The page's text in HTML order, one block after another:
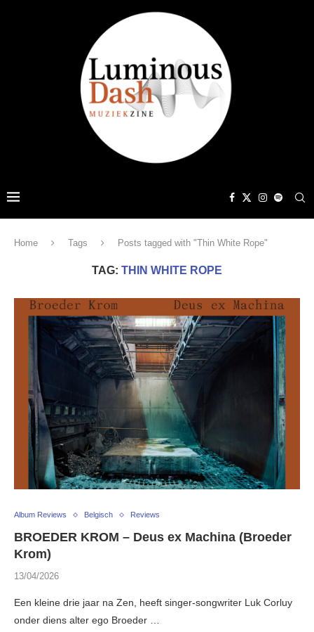
Home Tags Posts tagged with "Thin White Rope"
TAG: THIN WHITE ROPE
Album Reviews Belgisch Reviews
BROEDER KROM – Deus ex Machina (Broeder
Krom)
13/04/2026
Een kleine drie jaar na Zen, heeft singer-songwriter Luk Corluy
onder diens alter ego Broeder …